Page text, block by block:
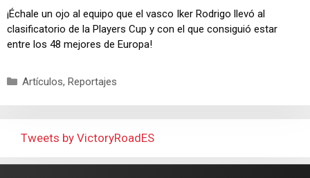
¡Échale un ojo al equipo que el vasco Iker Rodrigo llevó al
clasificatorio de la Players Cup y con el que consiguió estar
entre los 48 mejores de Europa!
Artículos, Reportajes
Tweets by VictoryRoadES